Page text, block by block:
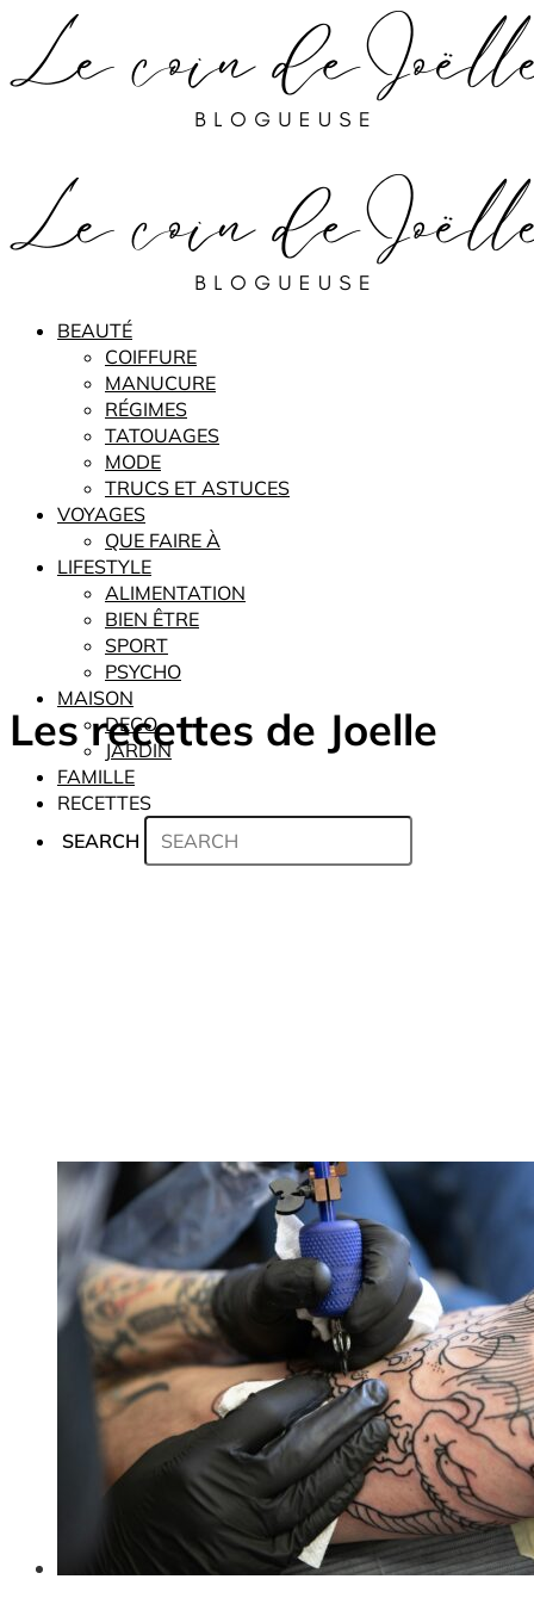
BEAUTÉ
COIFFURE
MANUCURE
RÉGIMES
TATOUAGES
MODE
TRUCS ET ASTUCES
VOYAGES
QUE FAIRE À
LIFESTYLE
ALIMENTATION
BIEN ÊTRE
SPORT
PSYCHO
MAISON
DECO
JARDIN
FAMILLE
RECETTES
SEARCH
Les recettes de Joelle